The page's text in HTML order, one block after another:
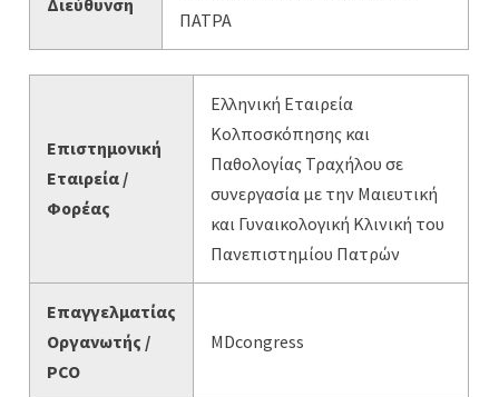
ΠΑΤΡΑ
Επιστημονική
Εταιρεία /
Φορέας
Ελληνική Εταιρεία
Κολποσκόπησης και
Παθολογίας Τραχήλου σε
συνεργασία με την Μαιευτική
και Γυναικολογική Κλινική του
Πανεπιστημίου Πατρών
Επαγγελματίας
Οργανωτής /
PCO
MDcongress